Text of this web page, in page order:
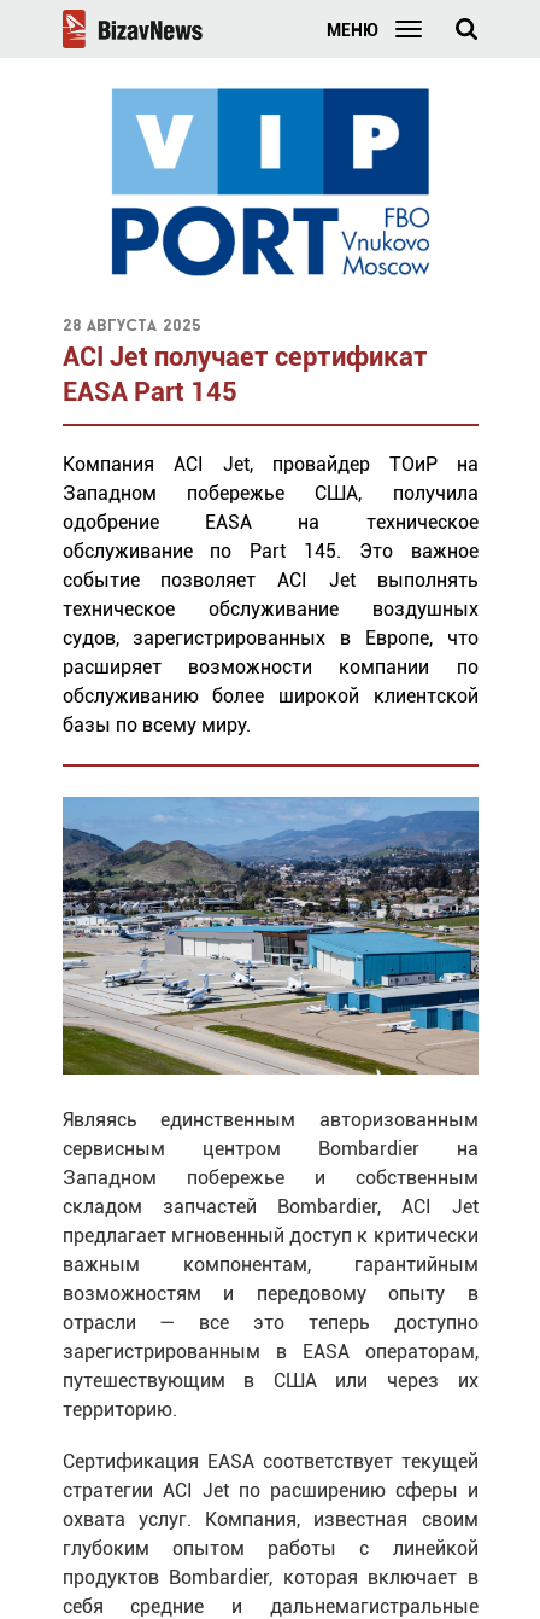
МЕНЮ
28 августа 2025
ACI Jet получает сертификат
EASA Part 145
Компания ACI Jet, провайдер ТОиР на
Западном побережье США, получила
одобрение EASA на техническое
обслуживание по Part 145. Это важное
событие позволяет ACI Jet выполнять
техническое обслуживание воздушных
судов, зарегистрированных в Европе, что
расширяет возможности компании по
обслуживанию более широкой клиентской
базы по всему миру.
Являясь единственным авторизованным
сервисным центром Bombardier на
Западном побережье и собственным
складом запчастей Bombardier, ACI Jet
предлагает мгновенный доступ к критически
важным компонентам, гарантийным
возможностям и передовому опыту в
отрасли — все это теперь доступно
зарегистрированным в EASA операторам,
путешествующим в США или через их
территорию.
Сертификация EASA соответствует текущей
стратегии ACI Jet по расширению сферы и
охвата услуг. Компания, известная своим
глубоким опытом работы с линейкой
продуктов Bombardier, которая включает в
себя средние и дальнемагистральные